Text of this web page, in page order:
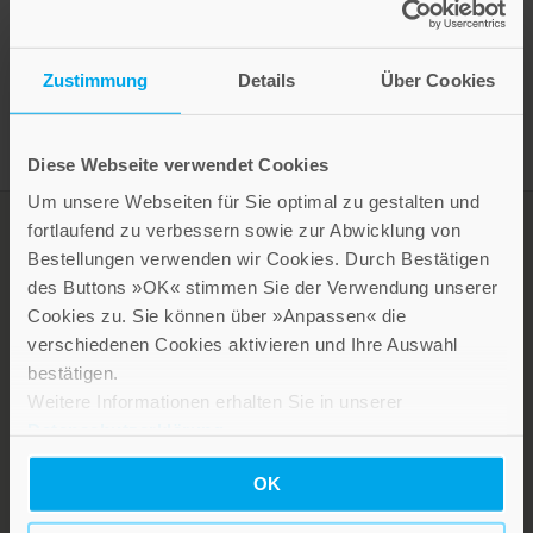
Zustimmung Details Über Cookies
Diese Webseite verwendet Cookies
Um unsere Webseiten für Sie optimal zu gestalten und
fortlaufend zu verbessern sowie zur Abwicklung von
Bestellungen verwenden wir Cookies. Durch Bestätigen
des Buttons »OK« stimmen Sie der Verwendung unserer
Cookies zu. Sie können über »Anpassen« die
verschiedenen Cookies aktivieren und Ihre Auswahl
bestätigen.
Weitere Informationen erhalten Sie in unserer
OK
Presseinformation drucken
NEWSLETTER
KARRIERE